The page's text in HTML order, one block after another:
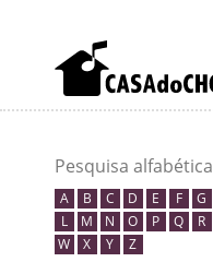
Pesquisa alfabética
A B C D E F G
L
M N O P Q R
W
X Y Z